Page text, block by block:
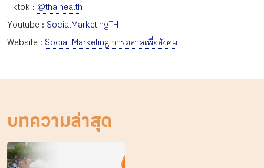
Tiktok : @thaihealth
Youtube : SocialMarketingTH
Website : Social Marketing การตลาดเพื่อสังคม
บทความล่าสุด